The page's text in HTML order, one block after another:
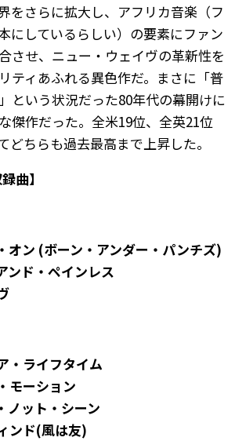
をさらに拡大し、アフリカ音楽（フ
にしているらしい）の要素にファン
させ、ニュー・ウェイヴの革新性を
ティあふれる異色作だ。まさに「普
という状況だった80年代の幕開けに
傑作だった。全米19位、全英21位
どちらも過去最高まで上昇した。
曲】
オン (ボーン・アンダー・パンチズ)
ンド・ペインレス
・ライフタイム
モーション
ノット・シーン
ンド(風は友)